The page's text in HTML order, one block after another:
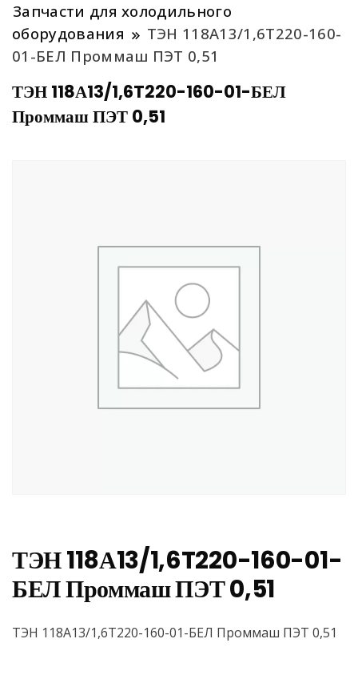
Запчасти для холодильного
оборудования
ТЭН 118А13/1,6T220-160-
01-БЕЛ Проммаш ПЭТ 0,51
ТЭН 118А13/1,6T220-160-01-БЕЛ
Проммаш ПЭТ 0,51
ТЭН 118А13/1,6T220-160-01-
БЕЛ Проммаш ПЭТ 0,51
ТЭН 118А13/1,6T220-160-01-БЕЛ Проммаш ПЭТ 0,51